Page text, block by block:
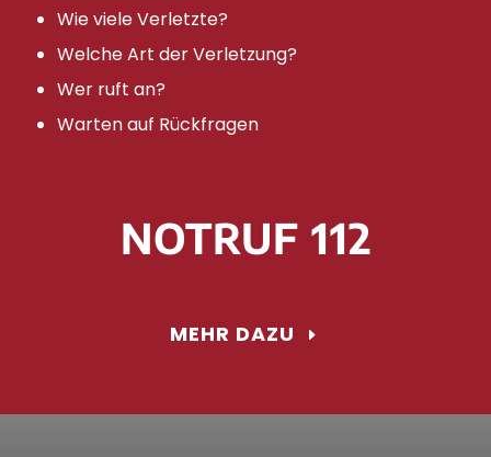
Wie viele Verletzte?
Welche Art der Verletzung?
Wer ruft an?
Warten auf Rückfragen
NOTRUF 112
MEHR DAZU